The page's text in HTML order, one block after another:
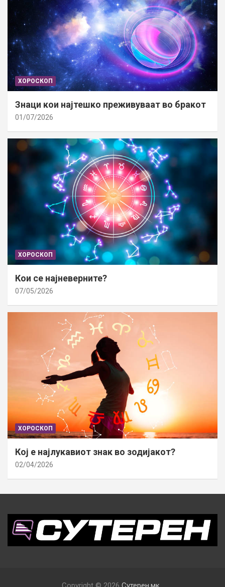
ХОРОСКОП
Знаци кои најтешко преживуваат во бракот
01/07/2026
ХОРОСКОП
Кои се најневерните?
07/05/2026
ХОРОСКОП
Кој е најлукавиот знак во зодијакот?
02/04/2026